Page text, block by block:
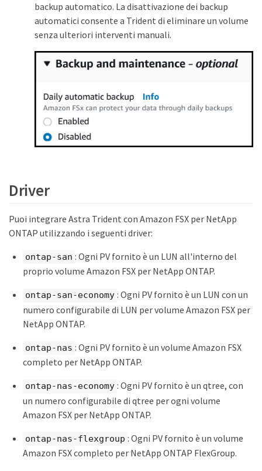
backup automatico. La disattivazione dei backup
automatici consente a Trident di eliminare un volume
senza ulteriori interventi manuali.
Driver
Puoi integrare Astra Trident con Amazon FSX per NetApp
ONTAP utilizzando i seguenti driver:
ontap-san : Ogni PV fornito è un LUN all'interno del
proprio volume Amazon FSX per NetApp ONTAP.
ontap-san-economy : Ogni PV fornito è un LUN con un
numero configurabile di LUN per volume Amazon FSX per
NetApp ONTAP.
ontap-nas : Ogni PV fornito è un volume Amazon FSX
completo per NetApp ONTAP.
ontap-nas-economy : Ogni PV fornito è un qtree, con
un numero configurabile di qtree per ogni volume
Amazon FSX per NetApp ONTAP.
ontap-nas-flexgroup : Ogni PV fornito è un volume
Amazon FSX completo per NetApp ONTAP FlexGroup.